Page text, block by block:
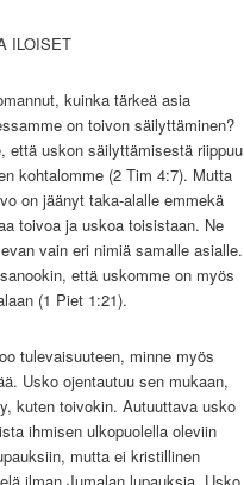
ILOISET
kuinka tärkeä asia
on toivon säilyttäminen?
että uskon säilyttämisestä riippuu
kohtalomme (2 Tim 4:7). Mutta
on jäänyt taka-alalle emmekä
toivoa ja uskoa toisistaan. Ne
vain eri nimiä samalle asialle.
että uskomme on myös
(1 Piet 1:21).
tulevaisuuteen, minne myös
Usko ojentautuu sen mukaan,
kuten toivokin. Autuuttava usko
ihmisen ulkopuolella oleviin
mutta ei kristillinen